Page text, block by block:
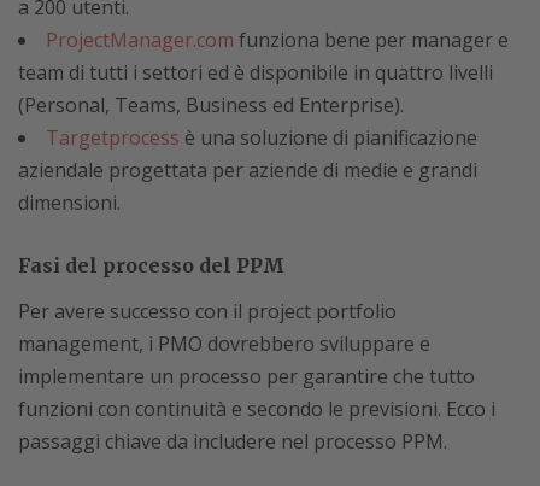
a 200 utenti.
ProjectManager.com funziona bene per manager e
team di tutti i settori ed è disponibile in quattro livelli
(Personal, Teams, Business ed Enterprise).
Targetprocess è una soluzione di pianificazione
aziendale progettata per aziende di medie e grandi
dimensioni.
Fasi del processo del PPM
Per avere successo con il project portfolio
management, i PMO dovrebbero sviluppare e
implementare un processo per garantire che tutto
funzioni con continuità e secondo le previsioni. Ecco i
passaggi chiave da includere nel processo PPM.